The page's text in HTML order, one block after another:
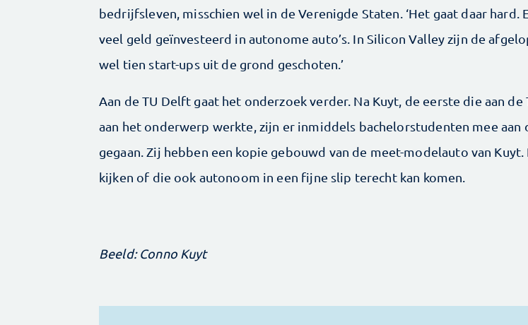
bedrijfsleven, misschien wel in de Verenigde Staten. ‘Het gaat daar hard.
veel geld geïnvesteerd in autonome auto’s. In Silicon Valley zijn de
wel tien start-ups uit de grond geschoten.’
Aan de TU Delft gaat het onderzoek verder. Na Kuyt, de eerste die aan de
aan het onderwerp werkte, zijn er inmiddels bachelorstudenten mee aan
gegaan. Zij hebben een kopie gebouwd van de meet-modelauto van Kuyt.
kijken of die ook autonoom in een fijne slip terecht kan komen.
Beeld: Conno Kuyt